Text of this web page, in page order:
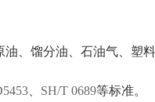
、馏分油、石油气、塑
SH/T 0689等标准。